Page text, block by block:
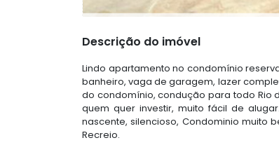
Descrição do imóvel
Lindo apartamento no condomínio
banheiro, vaga de garagem, lazer
do condomínio, condução para todo Rio
quem quer investir, muito fácil de
nascente, silencioso, Condominio muito
Recreio.